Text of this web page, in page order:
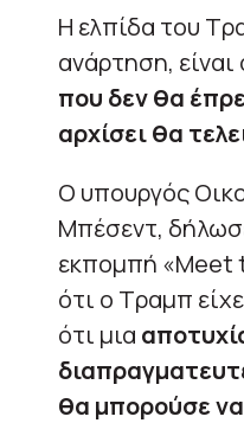
Η ελπίδα του
ανάρτηση, είναι
που δεν θα
αρχίσει θα
Ο υπουργός
Μπέσεντ,
εκπομπή «Meet
ότι ο Τραμπ
ότι μια
θα μπορούσε